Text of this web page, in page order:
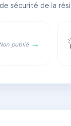
sécurité de la
publié →